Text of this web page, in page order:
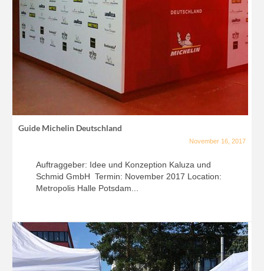
Guide Michelin Deutschland
November 16, 2017
Auftraggeber: Idee und Konzeption Kaluza und
Schmid GmbH Termin: November 2017 Location:
Metropolis Halle Potsdam...